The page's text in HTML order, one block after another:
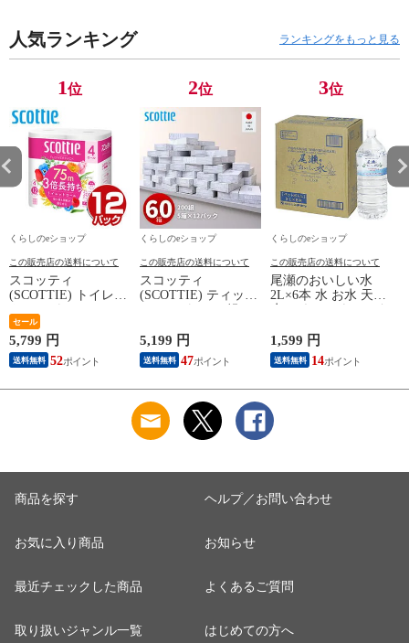
製紙クレシア 【送料
無料】
カンド冷蔵庫 山善
人気ランキング ランキングをもっと見る
1位
くらしのeショップ
この販売店の送料について
スコッティ
(SCOTTIE) トイレッ
パック 3倍長持ち 4
ロール(ダブル) 4ロー
ル×12(48ロール) 3倍
ロール 3倍巻 トイレ
セール
5,799 円
送料無料 52
2位
くらしのeショップ
この販売店の送料について
スコッティ
(SCOTTIE) ティッシ
ティシュペーパー ま
とめ買い ケース販売
ボックスティッシュ
シア 【送料無料】
5,199 円
送料無料 47
3位
くらしのeショップ
この販売店の送料について
尾瀬のおいしい水
2L×6本 水 お水 天然
トル 2L 名水百選 尾
瀬 国産 箱 ケース ま
とめ買い ニチネン
1,599 円
送料無料 14
商品を探す
お気に入り商品
最近チェックした商品
取り扱いジャンル一覧
ヘルプ／お問い合わせ
お知らせ
よくあるご質問
はじめての方へ